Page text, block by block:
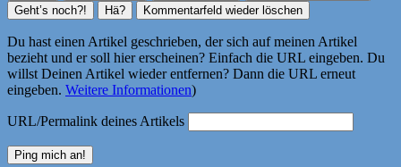
Du hast einen Artikel geschrieben, der sich auf meinen Artikel
bezieht und er soll hier erscheinen? Einfach die URL eingeben. Du
willst Deinen Artikel wieder entfernen? Dann die URL erneut
eingeben. Weitere Informationen)
URL/Permalink deines Artikels